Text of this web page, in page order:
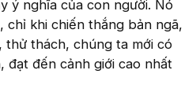
ý nghĩa của con người. Nó
chỉ khi chiến thắng bản ngã,
thử thách, chúng ta mới có
đạt đến cảnh giới cao nhất